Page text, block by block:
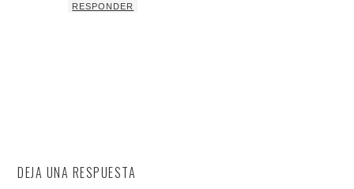
RESPONDER
DEJA UNA RESPUESTA